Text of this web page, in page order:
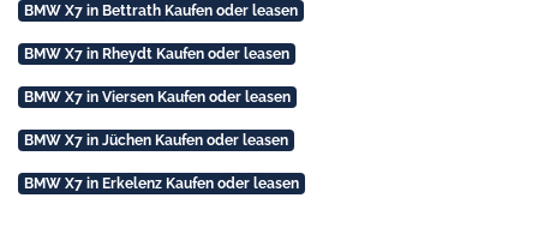
BMW X7 in Bettrath Kaufen oder leasen
BMW X7 in Rheydt Kaufen oder leasen
BMW X7 in Viersen Kaufen oder leasen
BMW X7 in Jüchen Kaufen oder leasen
BMW X7 in Erkelenz Kaufen oder leasen